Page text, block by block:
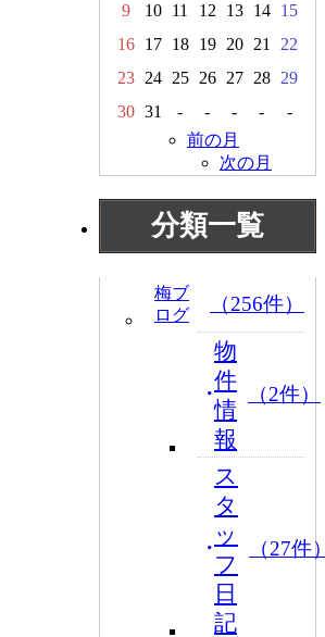
9
10 11 12 13 14
15
16
17 18 19 20 21
22
23
24 25 26 27 28
29
30 31 - - - -
-
前の月
次の月
分類一覧
梅ブ
ログ
（256件）
物
件
情
報
（2件）
ス
タ
ッ
フ
日
記
（27件